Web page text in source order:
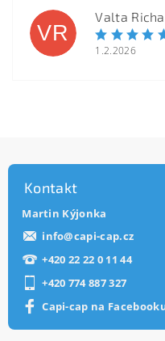
VR
Valta
1.2.2026
Kontakt
Martin Kýjonka
info@capi-cap.cz
+420 22 22 0 11 44
+420 774 887 327
Capi-cap na